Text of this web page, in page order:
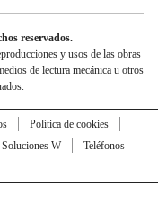
reservados.
y usos de las obras
de lectura mecánica u otros
Política de cookies
Soluciones W
Teléfonos